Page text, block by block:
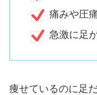
痛みや圧
急激に足
痩せているのに足